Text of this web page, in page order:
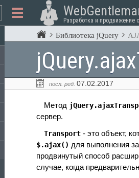
Разработка и продвижение
Библиотека jQuery
посл. ред. 07.02.2017
Метод
сервер.
Transport - это объект,
$.ajax() для выполнения
продвинутый способ
случае, когда